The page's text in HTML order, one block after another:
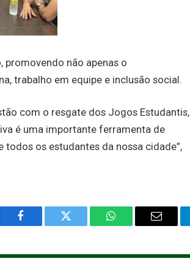
promovendo não apenas o
trabalho em equipe e inclusão social.
com o resgate dos Jogos Estudantis,
é uma importante ferramenta de
os estudantes da nossa cidade”,
Facebook Twitter WhatsAppEmail